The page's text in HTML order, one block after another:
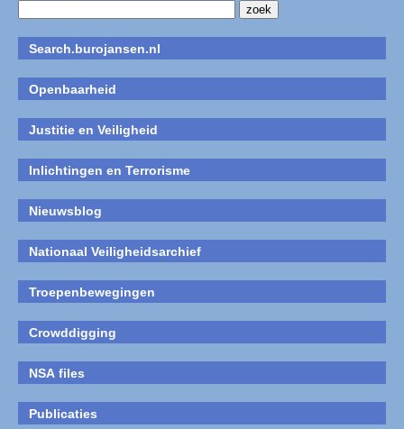
Search.burojansen.nl
Openbaarheid
Justitie en Veiligheid
Inlichtingen en Terrorisme
Nieuwsblog
Nationaal Veiligheidsarchief
Troepenbewegingen
Crowddigging
NSA files
Publicaties